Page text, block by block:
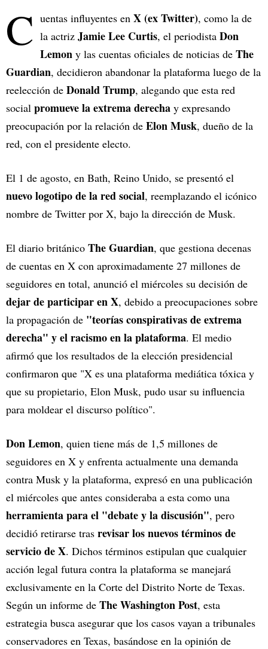
C uentas influyentes en X (ex Twitter), como la de
la actriz Jamie Lee Curtis, el periodista Don
Lemon y las cuentas oficiales de noticias de The
Guardian, decidieron abandonar la plataforma luego de la
reelección de Donald Trump, alegando que esta red
social promueve la extrema derecha y expresando
preocupación por la relación de Elon Musk, dueño de la
red, con el presidente electo.
El 1 de agosto, en Bath, Reino Unido, se presentó el
nuevo logotipo de la red social, reemplazando el icónico
nombre de Twitter por X, bajo la dirección de Musk.
El diario británico The Guardian, que gestiona decenas
de cuentas en X con aproximadamente 27 millones de
seguidores en total, anunció el miércoles su decisión de
dejar de participar en X, debido a preocupaciones sobre
la propagación de "teorías conspirativas de extrema
derecha" y el racismo en la plataforma. El medio
afirmó que los resultados de la elección presidencial
confirmaron que "X es una plataforma mediática tóxica y
que su propietario, Elon Musk, pudo usar su influencia
para moldear el discurso político".
Don Lemon, quien tiene más de 1,5 millones de
seguidores en X y enfrenta actualmente una demanda
contra Musk y la plataforma, expresó en una publicación
el miércoles que antes consideraba a esta como una
herramienta para el "debate y la discusión", pero
decidió retirarse tras revisar los nuevos términos de
servicio de X. Dichos términos estipulan que cualquier
acción legal futura contra la plataforma se manejará
exclusivamente en la Corte del Distrito Norte de Texas.
Según un informe de The Washington Post, esta
estrategia busca asegurar que los casos vayan a tribunales
conservadores en Texas, basándose en la opinión de